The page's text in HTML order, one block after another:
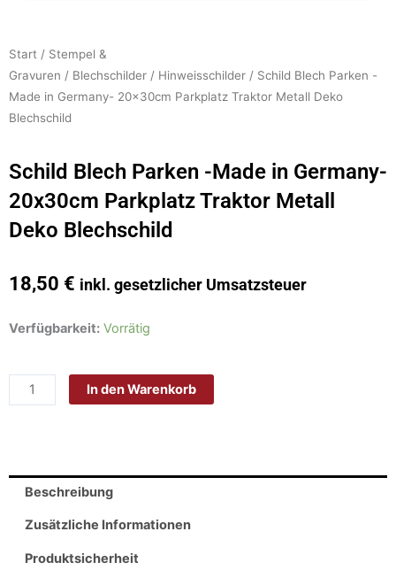
Start / Stempel &
Gravuren / Blechschilder / Hinweisschilder / Schild Blech Parken -
Made in Germany- 20x30cm Parkplatz Traktor Metall Deko
Blechschild
Schild Blech Parken -Made in Germany-
20x30cm Parkplatz Traktor Metall
Deko Blechschild
18,50 € inkl. gesetzlicher Umsatzsteuer
Verfügbarkeit: Vorrätig
Schild
20x30cm
Parkplatz
Traktor
Deko
In den Warenkorb
Beschreibung
Zusätzliche Informationen
Produktsicherheit